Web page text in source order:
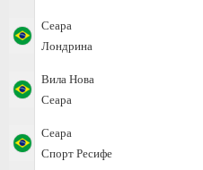
Сеара
Лондрина
Вила Нова
Сеара
Сеара
Спорт Ресифе